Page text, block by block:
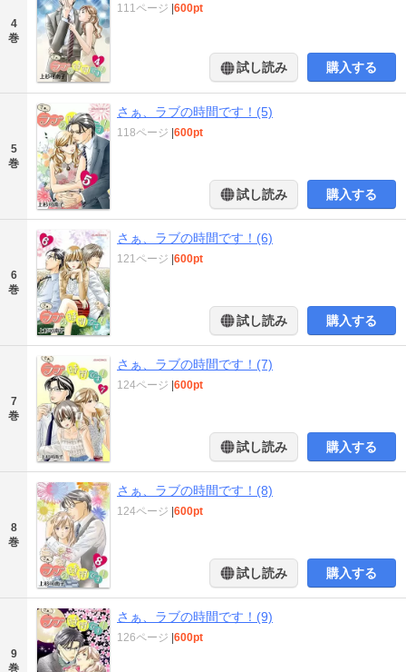
4
巻
111ページ |600pt
試し読み 購入する
5
巻
さぁ、ラブの時間です！(5)
118ページ |600pt
試し読み 購入する
6
巻
さぁ、ラブの時間です！(6)
121ページ |600pt
試し読み 購入する
7
巻
さぁ、ラブの時間です！(7)
124ページ |600pt
試し読み 購入する
8
巻
さぁ、ラブの時間です！(8)
124ページ |600pt
試し読み 購入する
9
巻
さぁ、ラブの時間です！(9)
126ページ |600pt